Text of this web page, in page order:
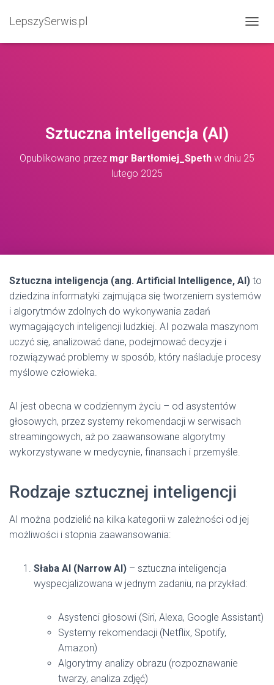
LepszySerwis.pl
Sztuczna inteligencja (AI)
Opublikowano przez mgr Bartłomiej_Speth w dniu 25
lutego 2025
Sztuczna inteligencja (ang. Artificial Intelligence, AI) to
dziedzina informatyki zajmująca się tworzeniem systemów
i algorytmów zdolnych do wykonywania zadań
wymagających inteligencji ludzkiej. AI pozwala maszynom
uczyć się, analizować dane, podejmować decyzje i
rozwiązywać problemy w sposób, który naśladuje procesy
myślowe człowieka.
AI jest obecna w codziennym życiu – od asystentów
głosowych, przez systemy rekomendacji w serwisach
streamingowych, aż po zaawansowane algorytmy
wykorzystywane w medycynie, finansach i przemyśle.
Rodzaje sztucznej inteligencji
AI można podzielić na kilka kategorii w zależności od jej
możliwości i stopnia zaawansowania:
Słaba AI (Narrow AI) – sztuczna inteligencja
wyspecjalizowana w jednym zadaniu, na przykład:
Asystenci głosowi (Siri, Alexa, Google Assistant)
Systemy rekomendacji (Netflix, Spotify,
Amazon)
Algorytmy analizy obrazu (rozpoznawanie
twarzy, analiza zdjęć)